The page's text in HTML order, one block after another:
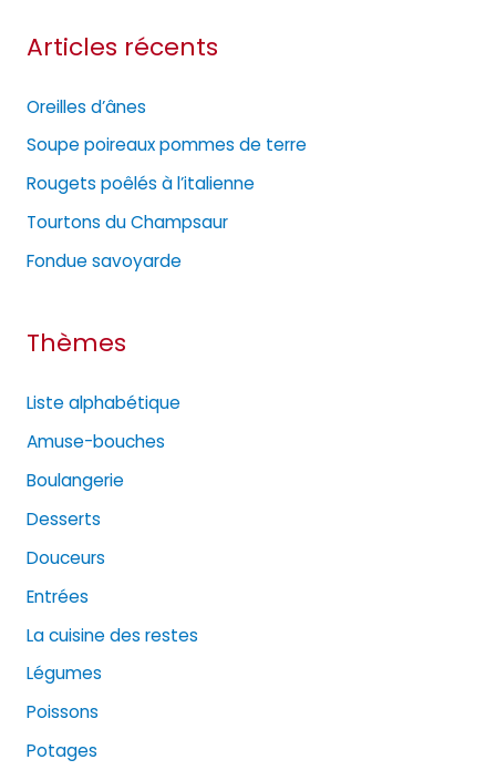
é
o
r
i
e
s
Articles récents
Oreilles d’ânes
Soupe poireaux pommes de terre
Rougets poêlés à l’italienne
Tourtons du Champsaur
Fondue savoyarde
Thèmes
Liste alphabétique
Amuse-bouches
Boulangerie
Desserts
Douceurs
Entrées
La cuisine des restes
Légumes
Poissons
Potages